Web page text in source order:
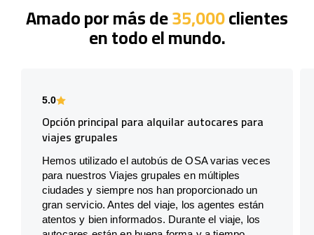
Amado por más de35,000clientes
en todo el mundo.
5.0
Opción principal para alquilar autocares para
viajes grupales
Hemos utilizado el autobús de OSA varias veces
para nuestros Viajes grupales en múltiples
ciudades y siempre nos han proporcionado un
gran servicio. Antes del viaje, los agentes están
atentos y bien informados. Durante el viaje, los